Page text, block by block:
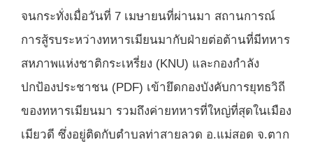
จนกระทั่งเมื่อวันที่ 7 เมษายนที่ผ่านมา สถานการณ์
การสู้รบระหว่างทหารเมียนมากับฝ่ายต่อต้านที่มีทหาร
สหภาพแห่งชาติกระเหรี่ยง (KNU) และกองกำลัง
ปกป้องประชาชน (PDF) เข้ายึดกองบังคับการยุทธวิถี
ของทหารเมียนมา รวมถึงค่ายทหารที่ใหญ่ที่สุดในเมือง
เมียวดี ซึ่งอยู่ติดกับตำบลท่าสายลวด อ.แม่สอด จ.ตาก